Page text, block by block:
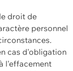
droit de
personnel
cas d'obligation
l'effacement